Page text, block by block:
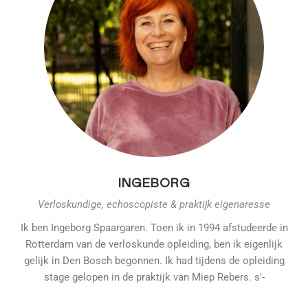
INGEBORG
Verloskundige, echoscopiste & praktijk eigenaresse
Ik ben Ingeborg Spaargaren. Toen ik in 1994 afstudeerde in
Rotterdam van de verloskunde opleiding, ben ik eigenlijk
gelijk in Den Bosch begonnen. Ik had tijdens de opleiding
stage gelopen in de praktijk van Miep Rebers. s'-